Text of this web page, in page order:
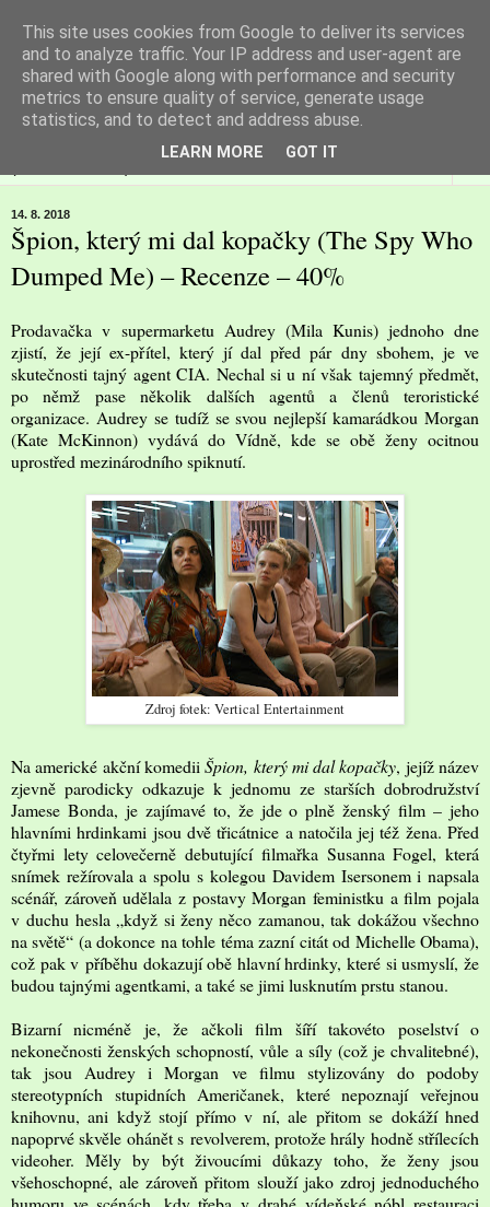
Filmspot
Recenze Honzy Vargy na filmové novinky v kinech
14. 8. 2018
Špion, který mi dal kopačky (The Spy Who
Dumped Me) – Recenze – 40%
Prodavačka v supermarketu Audrey (Mila Kunis) jednoho dne
zjistí, že její ex-přítel, který jí dal před pár dny sbohem, je ve
skutečnosti tajný agent CIA. Nechal si u ní však tajemný předmět,
po němž pase několik dalších agentů a členů teroristické
organizace. Audrey se tudíž se svou nejlepší kamarádkou Morgan
(Kate McKinnon) vydává do Vídně, kde se obě ženy ocitnou
uprostřed mezinárodního spiknutí.
Zdroj fotek: Vertical Entertainment
Na americké akční komediiŠpion, který mi dal kopačky, jejíž název
zjevně parodicky odkazuje k jednomu ze starších dobrodružství
Jamese Bonda, je zajímavé to, že jde o plně ženský film – jeho
hlavními hrdinkami jsou dvě třicátnice a natočila jej též žena. Před
čtyřmi lety celovečerně debutující filmařka Susanna Fogel, která
snímek režírovala a spolu s kolegou Davidem Isersonem i napsala
scénář, zároveň udělala z postavy Morgan feministku a film pojala
v duchu hesla „když si ženy něco zamanou, tak dokážou všechno
na světě“ (a dokonce na tohle téma zazní citát od Michelle Obama),
což pak v příběhu dokazují obě hlavní hrdinky, které si usmyslí, že
budou tajnými agentkami, a také se jimi lusknutím prstu stanou.
Bizarní nicméně je, že ačkoli film šíří takovéto poselství o
nekonečnosti ženských schopností, vůle a síly (což je chvalitebné),
tak jsou Audrey i Morgan ve filmu stylizovány do podoby
stereotypních stupidních Američanek, které nepoznají veřejnou
knihovnu, ani když stojí přímo v ní, ale přitom se dokáží hned
napoprvé skvěle ohánět s revolverem, protože hrály hodně střílecích
videoher. Měly by být živoucími důkazy toho, že ženy jsou
všehoschopné, ale zároveň přitom slouží jako zdroj jednoduchého
This site uses cookies from Google to deliver its services
and to analyze traffic. Your IP address and user-agent are
shared with Google along with performance and security
metrics to ensure quality of service, generate usage
statistics, and to detect and address abuse.
LEARN MORE GOT IT